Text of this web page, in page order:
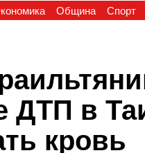
Община Спорт
ДТП в
кровь